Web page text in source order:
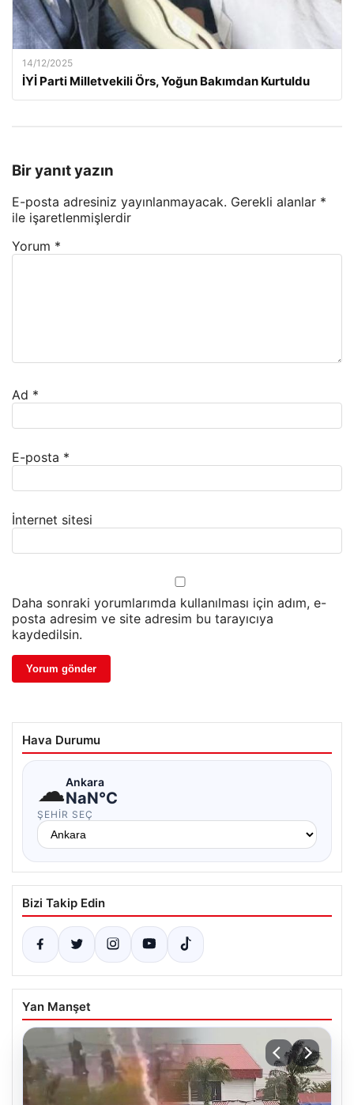
14/12/2025
İYİ Parti Milletvekili Örs, Yoğun Bakımdan Kurtuldu
Bir yanıt yazın
E-posta adresiniz yayınlanmayacak. Gerekli alanlar *
ile işaretlenmişlerdir
Yorum *
Ad *
E-posta *
İnternet sitesi
Daha sonraki yorumlarımda kullanılması için adım, e-
posta adresim ve site adresim bu tarayıcıya
kaydedilsin.
Hava Durumu
☁Ankara
NaN°C
ŞEHIR SEÇ
Bizi Takip Edin
Yan Manşet